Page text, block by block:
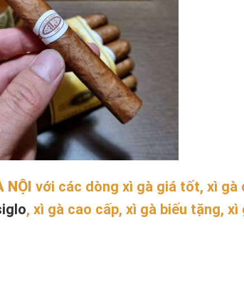
NỘI với các dòng xì gà giá tốt, xì gà
, xì gà cao cấp, xì gà biếu tặng,